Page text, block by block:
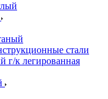
стали
г/к легированная